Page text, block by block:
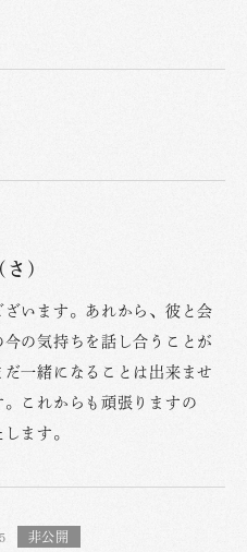
さ)
います。あれから、彼と会
の気持ちを話し合うことが
一緒になることは出来ませ
これからも頑張りますの
ます。